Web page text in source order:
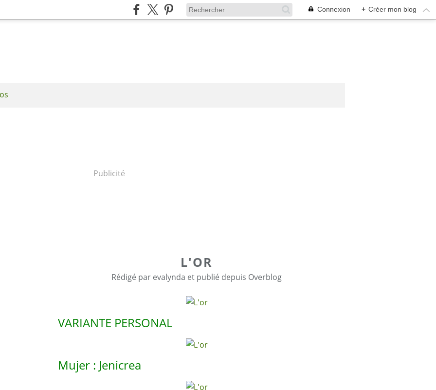
Connexion + Créer mon blog
Publicité
L'OR
Rédigé par evalynda et publié depuis Overblog
VARIANTE PERSONAL
Mujer : Jenicrea